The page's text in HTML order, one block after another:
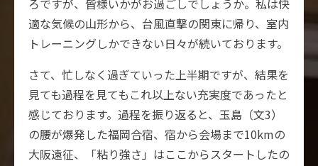
ろですが、皆様いかがお過ごしでしょうか。私は快
適な気候の山形から、台風直撃の関東に帰り、室内
トレーニングしかできない日々が続いております。
さて、忙しなく過ぎていった上半期ですが、結果を
見ても過程を見てもこれ以上ない充実度であったと
感じております。過程を振り返ると、玉島（文3）
の腰が爆発した福岡合宿、宿から会場まで10kmの
大阪遠征、「粘り強さ」はここからスタートしたの